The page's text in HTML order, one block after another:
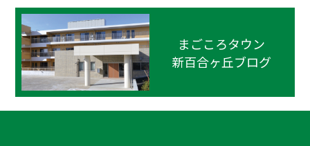
まごころタウン
新百合ヶ丘ブログ